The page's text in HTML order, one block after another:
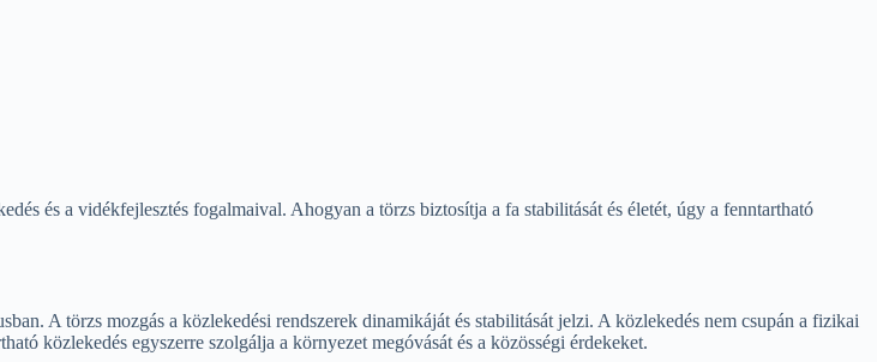
és a vidékfejlesztés fogalmaival. Ahogyan a törzs biztosítja a fa stabilitását és életét, úgy a fenntartható
A törzs mozgás a közlekedési rendszerek dinamikáját és stabilitását jelzi. A közlekedés nem csupán a fizikai
közlekedés egyszerre szolgálja a környezet megóvását és a közösségi érdekeket.